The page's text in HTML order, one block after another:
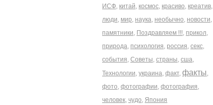
ИСФ, китай, космос, красиво, креатив,
люди, мир, наука, необычно, новости,
памятники, Поздравляем !!!, прикол,
природа, психология, россия, секс,
события, Советы, страны, сша,
Технологии, украина, факт, факты,
фото, фотографии, фотография,
человек, чудо, Япония